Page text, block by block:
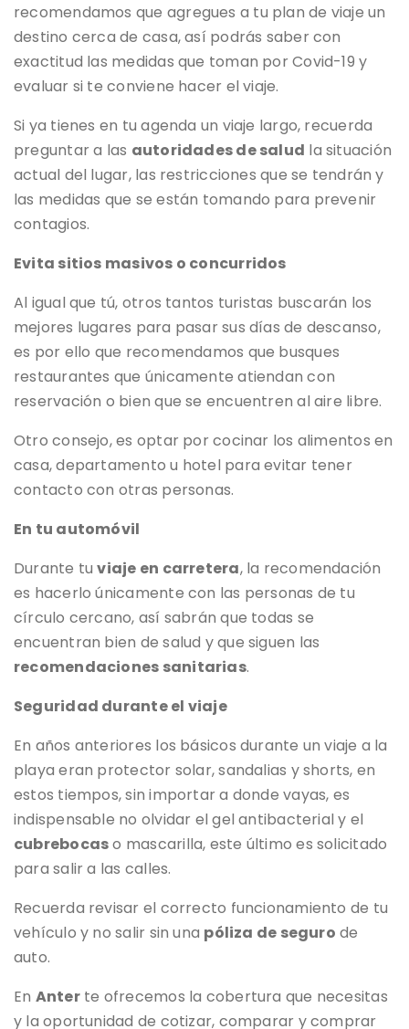
recomendamos que agregues a tu plan de viaje un
destino cerca de casa, así podrás saber con
exactitud las medidas que toman por Covid-19 y
evaluar si te conviene hacer el viaje.
Si ya tienes en tu agenda un viaje largo, recuerda
preguntar a las autoridades de salud la situación
actual del lugar, las restricciones que se tendrán y
las medidas que se están tomando para prevenir
contagios.
Evita sitios masivos o concurridos
Al igual que tú, otros tantos turistas buscarán los
mejores lugares para pasar sus días de descanso,
es por ello que recomendamos que busques
restaurantes que únicamente atiendan con
reservación o bien que se encuentren al aire libre.
Otro consejo, es optar por cocinar los alimentos en
casa, departamento u hotel para evitar tener
contacto con otras personas.
En tu automóvil
Durante tuviaje en carretera, la recomendación
es hacerlo únicamente con las personas de tu
círculo cercano, así sabrán que todas se
encuentran bien de salud y que siguen las
recomendaciones sanitarias.
Seguridad durante el viaje
En años anteriores los básicos durante un viaje a la
playa eran protector solar, sandalias y shorts, en
estos tiempos, sin importar a donde vayas, es
indispensable no olvidar el gel antibacterial y el
cubrebocaso mascarilla, este último es solicitado
para salir a las calles.
Recuerda revisar el correcto funcionamiento de tu
vehículo y no salir sin una póliza de seguro de
auto.
En Anterte ofrecemos la cobertura que necesitas
y la oportunidad de cotizar, comparar y comprar